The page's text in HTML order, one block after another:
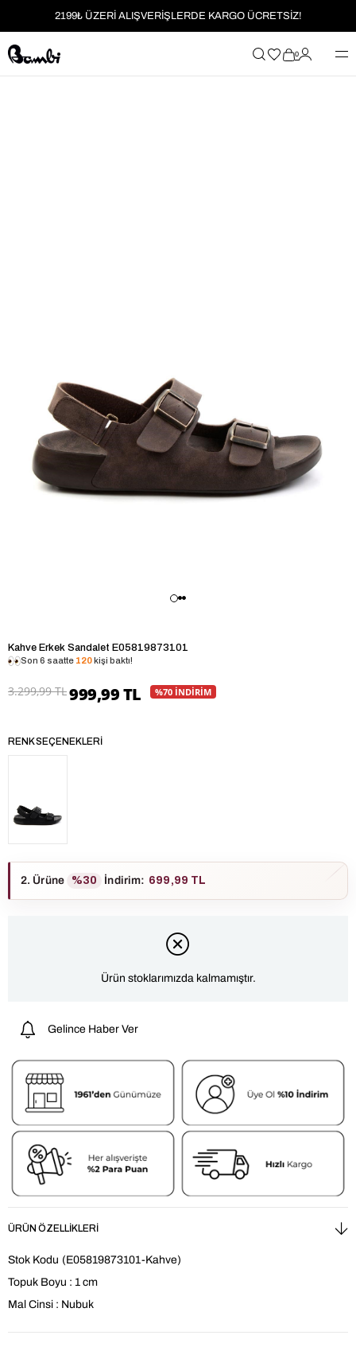
2199₺ ÜZERİ ALIŞVERİŞLERDE KARGO ÜCRETSİZ!
MOBİL UYGULAMAYA ÖZEL İLK ALIŞVERİŞİNİZE %5 İNDİRİM
0
Kahve Erkek Sandalet E05819873101
Son 6 saatte 120kişi baktı!
3.299,99 TL999,99 TL %70 İNDİRİM
RENK SEÇENEKLERI
2. Ürüne %30 İndirim: 699,99 TL
Ürün stoklarımızda kalmamıştır.
Gelince Haber Ver
ÜRÜN ÖZELLIKLERI
Stok Kodu (E05819873101-Kahve)
Topuk Boyu : 1 cm
Mal Cinsi : Nubuk